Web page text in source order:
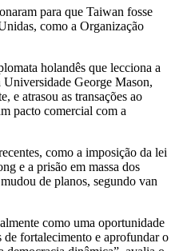
para que Taiwan fosse
como a Organização
holandês que lecciona a
George Mason,
e atrasou as transações ao
pacto comercial com a
como a imposição da lei
e a prisão em massa dos
de planos, segundo van
como uma oportunidade
de fortalecimento e aprofundar o